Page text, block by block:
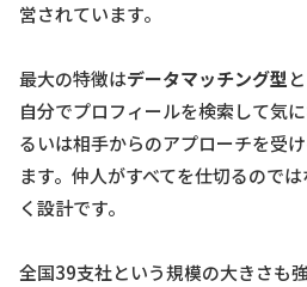
営されています。
最大の特徴はデータマッチング型
自分でプロフィールを検索して気
るいは相手からのアプローチを受
ます。仲人がすべてを仕切るので
く設計です。
全国39支社という規模の大きさも